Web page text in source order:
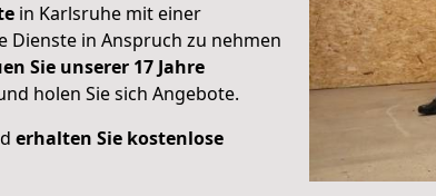
in Karlsruhe mit einer
Dienste in Anspruch zu nehmen
Sie unserer 17 Jahre
holen Sie sich Angebote.
erhalten Sie kostenlose